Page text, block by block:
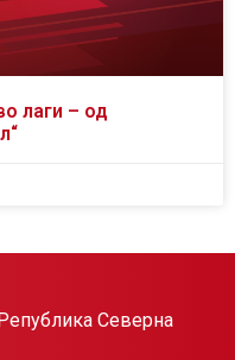
лаги – од
Северна